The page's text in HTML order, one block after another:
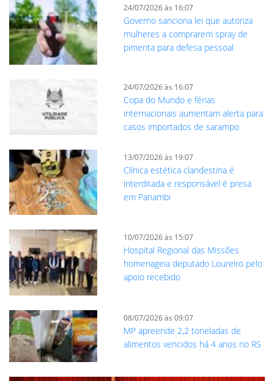
24/07/2026 às 16:07
Governo sanciona lei que autoriza
mulheres a comprarem spray de
pimenta para defesa pessoal
24/07/2026 às 16:07
Copa do Mundo e férias
internacionais aumentam alerta para
casos importados de sarampo
13/07/2026 às 19:07
Clínica estética clandestina é
interditada e responsável é presa
em Panambi
10/07/2026 às 15:07
Hospital Regional das Missões
homenageia deputado Loureiro pelo
apoio recebido
08/07/2026 às 09:07
MP apreende 2,2 toneladas de
alimentos vencidos há 4 anos no RS